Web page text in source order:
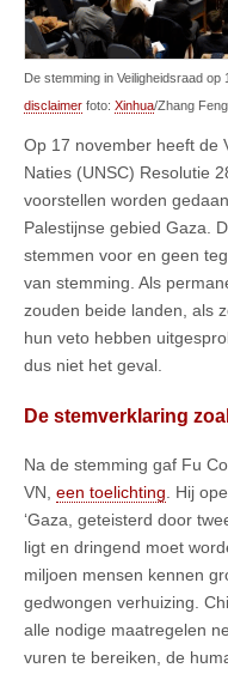
De stemming in Veiligheidsraad op
disclaimer foto: Xinhua/Zhang
Op 17 november heeft de
Naties (UNSC) Resolutie
voorstellen worden
Palestijnse gebied Gaza.
stemmen voor en geen
van stemming. Als
zouden beide landen, als
hun veto hebben
dus niet het geval.
De stemverklaring
Na de stemming gaf Fu
VN, een toelichting. Hij
‘Gaza, geteisterd door
ligt en dringend moet
miljoen mensen kennen
gedwongen verhuizing.
alle nodige maatregelen
vuren te bereiken, de